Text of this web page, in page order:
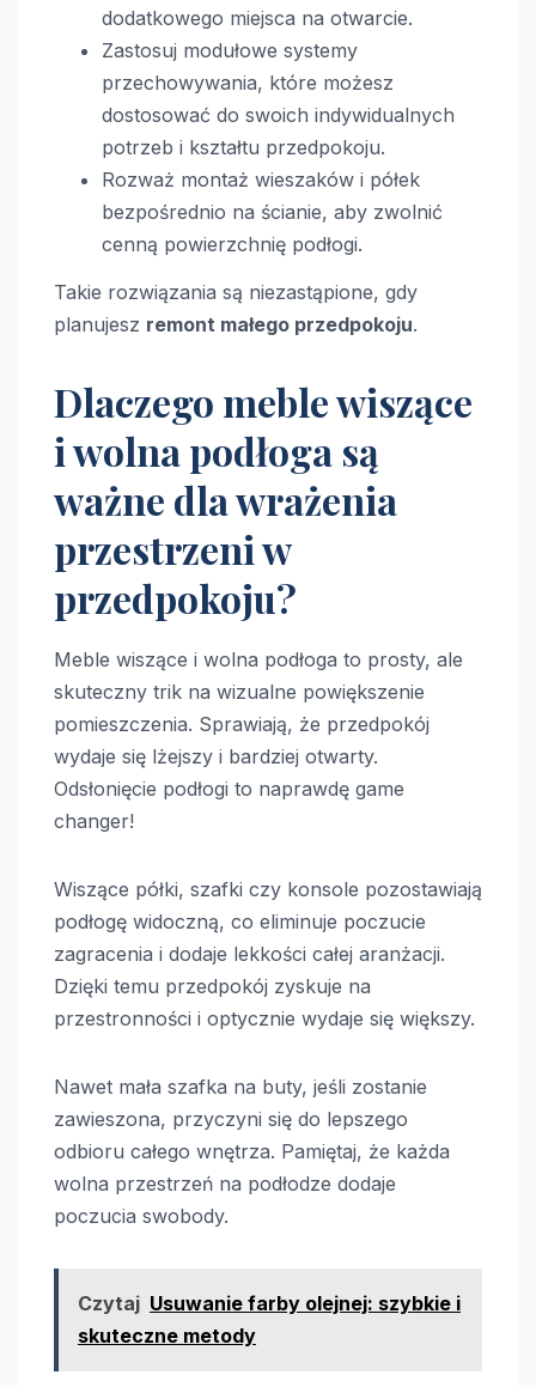
dodatkowego miejsca na otwarcie.
Zastosuj modułowe systemy
przechowywania, które możesz
dostosować do swoich indywidualnych
potrzeb i kształtu przedpokoju.
Rozważ montaż wieszaków i półek
bezpośrednio na ścianie, aby zwolnić
cenną powierzchnię podłogi.
Takie rozwiązania są niezastąpione, gdy
planujesz remont małego przedpokoju.
Dlaczego meble wiszące
i wolna podłoga są
ważne dla wrażenia
przestrzeni w
przedpokoju?
Meble wiszące i wolna podłoga to prosty, ale
skuteczny trik na wizualne powiększenie
pomieszczenia. Sprawiają, że przedpokój
wydaje się lżejszy i bardziej otwarty.
Odsłonięcie podłogi to naprawdę game
changer!
Wiszące półki, szafki czy konsole pozostawiają
podłogę widoczną, co eliminuje poczucie
zagracenia i dodaje lekkości całej aranżacji.
Dzięki temu przedpokój zyskuje na
przestronności i optycznie wydaje się większy.
Nawet mała szafka na buty, jeśli zostanie
zawieszona, przyczyni się do lepszego
odbioru całego wnętrza. Pamiętaj, że każda
wolna przestrzeń na podłodze dodaje
poczucia swobody.
Czytaj Usuwanie farby olejnej: szybkie i
skuteczne metody